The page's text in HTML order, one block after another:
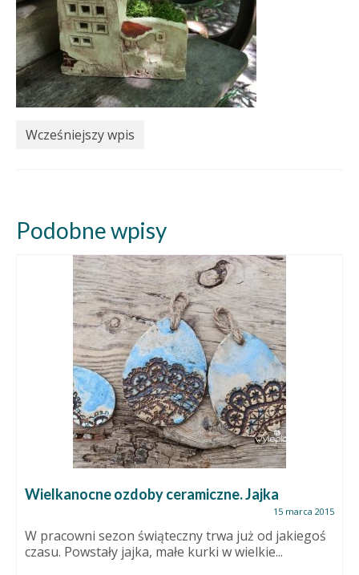
Wcześniejszy wpis
Podobne wpisy
Wielkanocne ozdoby ceramiczne. Jajka
15 marca 2015
W pracowni sezon świąteczny trwa już od jakiegoś
czasu. Powstały jajka, małe kurki w wielkie...